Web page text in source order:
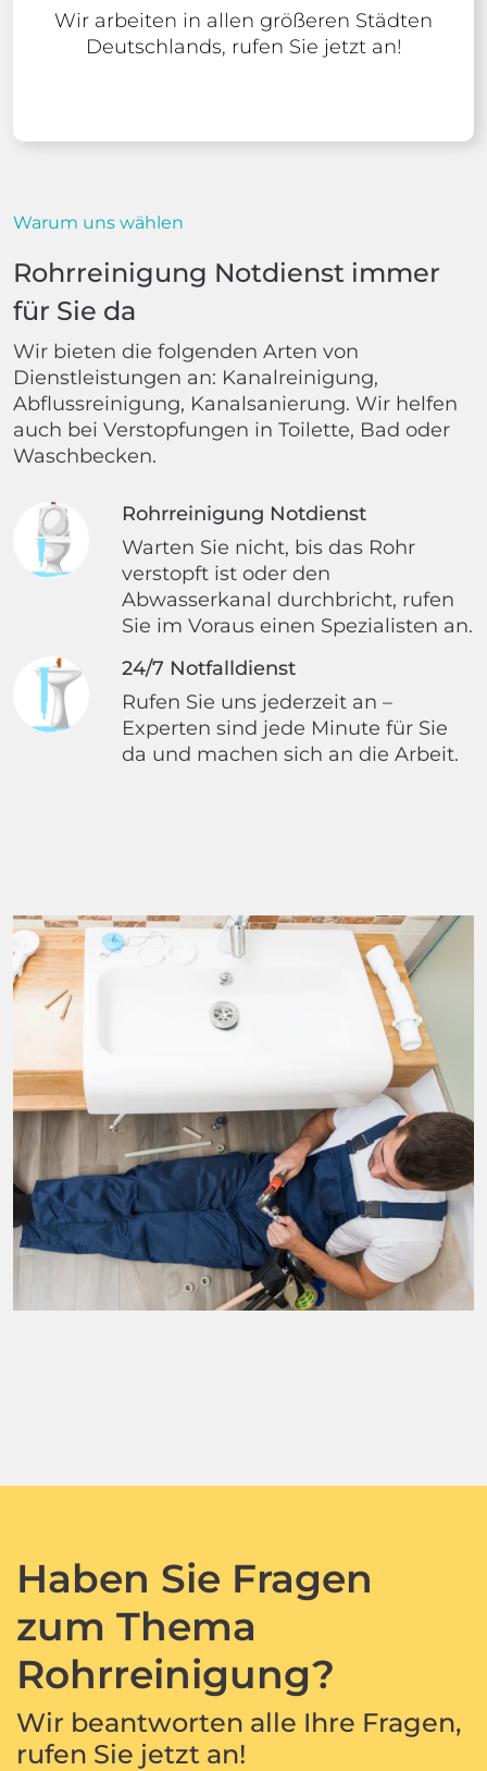
Wir arbeiten in allen größeren Städten
Deutschlands, rufen Sie jetzt an!
Warum uns wählen
Rohrreinigung Notdienst immer
für Sie da
Wir bieten die folgenden Arten von
Dienstleistungen an: Kanalreinigung,
Abflussreinigung, Kanalsanierung. Wir helfen
auch bei Verstopfungen in Toilette, Bad oder
Waschbecken.
Rohrreinigung Notdienst
Warten Sie nicht, bis das Rohr
verstopft ist oder den
Abwasserkanal durchbricht, rufen
Sie im Voraus einen Spezialisten an.
24/7 Notfalldienst
Rufen Sie uns jederzeit an –
Experten sind jede Minute für Sie
da und machen sich an die Arbeit.
Haben Sie Fragen
zum Thema
Rohrreinigung?
Wir beantworten alle Ihre Fragen,
rufen Sie jetzt an!